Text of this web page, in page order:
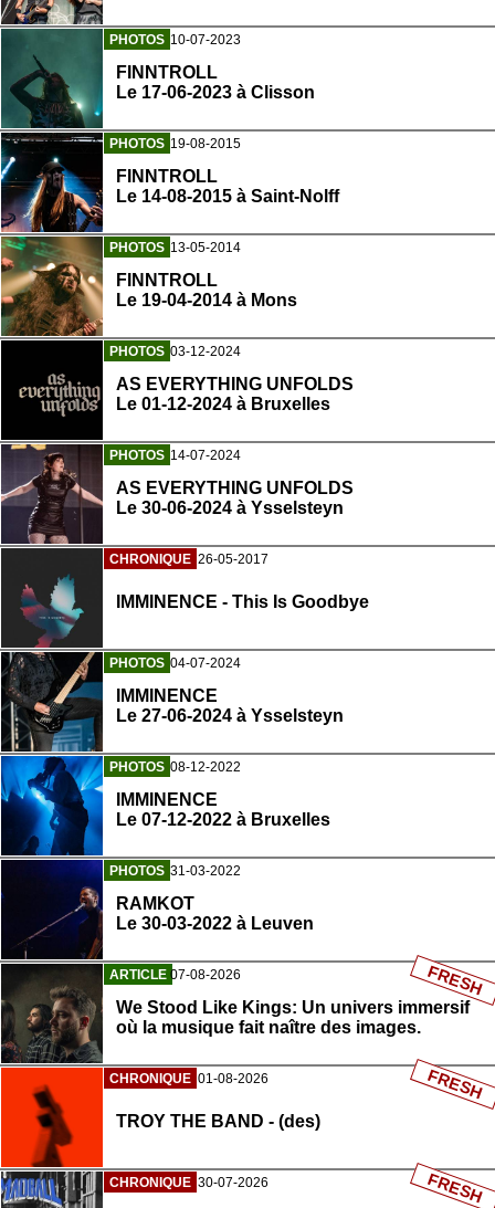
PHOTOS 10-07-2023
FINNTROLL
Le 17-06-2023 à Clisson
PHOTOS 19-08-2015
FINNTROLL
Le 14-08-2015 à Saint-Nolff
PHOTOS 13-05-2014
FINNTROLL
Le 19-04-2014 à Mons
PHOTOS 03-12-2024
AS EVERYTHING UNFOLDS
Le 01-12-2024 à Bruxelles
PHOTOS 14-07-2024
AS EVERYTHING UNFOLDS
Le 30-06-2024 à Ysselsteyn
CHRONIQUE 26-05-2017
IMMINENCE - This Is Goodbye
PHOTOS 04-07-2024
IMMINENCE
Le 27-06-2024 à Ysselsteyn
PHOTOS 08-12-2022
IMMINENCE
Le 07-12-2022 à Bruxelles
PHOTOS 31-03-2022
RAMKOT
Le 30-03-2022 à Leuven
ARTICLE 07-08-2026
We Stood Like Kings: Un univers immersif
où la musique fait naître des images.
FRESH
CHRONIQUE 01-08-2026
TROY THE BAND - (des)
FRESH
CHRONIQUE 30-07-2026 FRESH